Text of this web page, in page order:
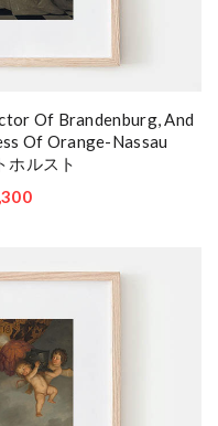
Of Brandenburg, And
Of Orange-Nassau
ホルスト